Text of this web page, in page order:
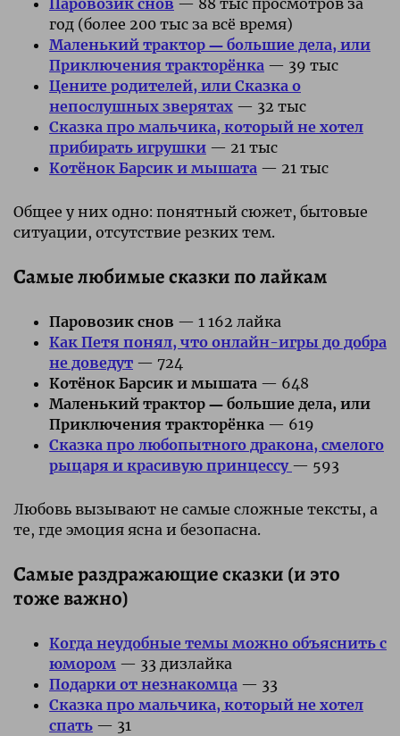
Паровозик снов — 88 тыс просмотров за
год (более 200 тыс за всё время)
Маленький трактор ― большие дела, или
Приключения тракторёнка — 39 тыс
Цените родителей, или Сказка о
непослушных зверятах — 32 тыс
Сказка про мальчика, который не хотел
прибирать игрушки — 21 тыс
Котёнок Барсик и мышата — 21 тыс
Общее у них одно: понятный сюжет, бытовые
ситуации, отсутствие резких тем.
Самые любимые сказки по лайкам
Паровозик снов — 1 162 лайка
Как Петя понял, что онлайн-игры до добра
не доведут — 724
Котёнок Барсик и мышата — 648
Маленький трактор ― большие дела, или
Приключения тракторёнка — 619
Сказка про любопытного дракона, смелого
рыцаря и красивую принцессу — 593
Любовь вызывают не самые сложные тексты, а
те, где эмоция ясна и безопасна.
Самые раздражающие сказки (и это
тоже важно)
Когда неудобные темы можно объяснить с
юмором — 33 дизлайка
Подарки от незнакомца — 33
Сказка про мальчика, который не хотел
спать — 31